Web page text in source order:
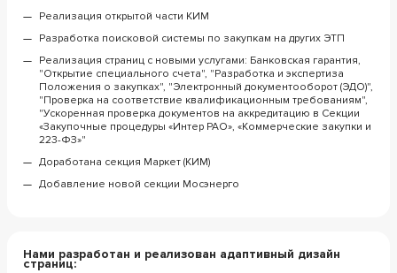
Реализация открытой части КИМ
Разработка поисковой системы по закупкам на других ЭТП
Реализация страниц с новыми услугами: Банковская гарантия,
"Открытие специального счета", "Разработка и экспертиза
Положения о закупках", "Электронный документооборот (ЭДО)",
"Проверка на соответствие квалификационным требованиям",
"Ускоренная проверка документов на аккредитацию в Секции
«Закупочные процедуры «Интер РАО», «Коммерческие закупки и
223-ФЗ»"
Доработана секция Маркет (КИМ)
Добавление новой секции Мосэнерго
Нами разработан и реализован адаптивный дизайн
страниц: